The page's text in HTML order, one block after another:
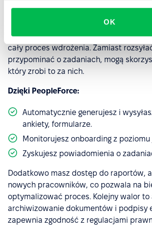
OK
ułatwienie dla nowych pracowników,
wsparcie dla HR-owców, którzy często
cały proces wdrożenia. Zamiast
przypominać o zadaniach, mogą
który zrobi to za nich.
Dzięki PeopleForce:
Automatycznie generujesz i
ankiety, formularze.
Monitorujesz onboarding z poziomu
Zyskujesz powiadomienia o
Dodatkowo masz dostęp do raportów,
nowych pracowników, co pozwala na
optymalizować proces. Kolejny walor
archiwizowanie dokumentów i podpisy
zapewnia zgodność z regulacjami